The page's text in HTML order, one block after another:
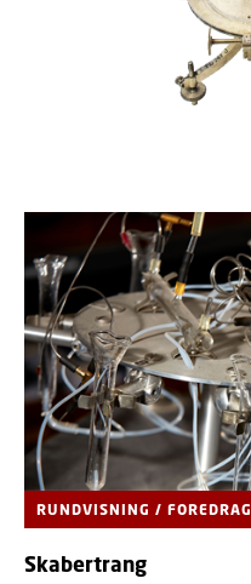
RUNDVISNING / FOREDRAG
Skabertrang